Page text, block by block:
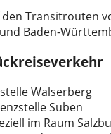
Transitrouten
Baden-
Walserberg
Suben
im Raum